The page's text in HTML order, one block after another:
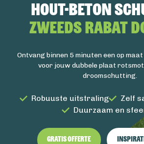
Hout-beton
Zweeds Rabat
Ontvang binnen 5 minuten een op
voor jouw dubbele plaat
droomschutting.
Robuuste uitstraling
Zelf
Duurzaam en
Gratis offerte